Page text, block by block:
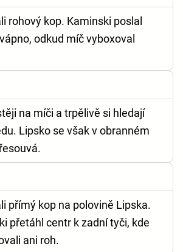
rohový kop. Kaminski poslal
odkud míč vyboxoval
na míči a trpělivě si hledají
Lipsko se však v obranném
přímý kop na polovině Lipska.
přetáhl centr k zadní tyči, kde
ani roh.